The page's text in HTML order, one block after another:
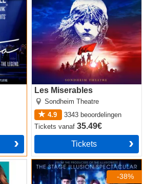
Les Miserables
Sondheim Theatre
4.9
3343 beoordelingen
Ticketsvanaf35.49€
Tickets
-38%
Now You See Me